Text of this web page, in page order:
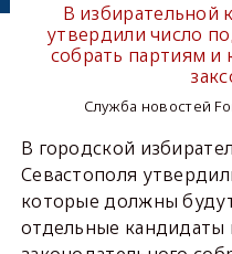
В избирательной
утвердили число
собрать партиям и
Служба новостей
В городской
Севастополя
которые должны
отдельные кандидаты